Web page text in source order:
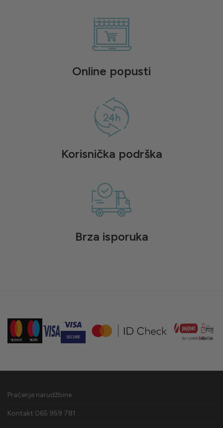
Online popusti
Korisnička podrška
Brza isporuka
Praćenje narudžbine
Kontakt 065 959 781